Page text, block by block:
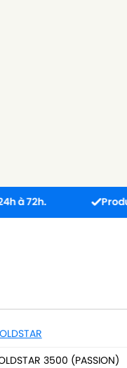
Produit reçu
3500 (PASSION)